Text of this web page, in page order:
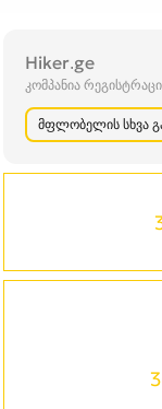
Hiker.ge
კომპანია
მფლობელის სხვა